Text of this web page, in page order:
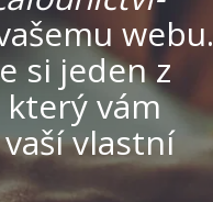
webu.
si jeden z
vám
vlastní